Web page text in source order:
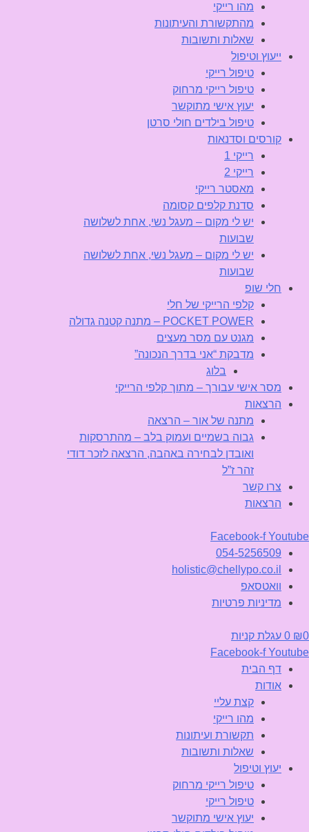
מהו רייקי
מהתקשורת והעיתונות
שאלות ותשובות
ייעוץ וטיפול
טיפול רייקי
טיפול רייקי מרחוק
יעוץ אישי מתוקשר
טיפול בילדים חולי סרטן
קורסים וסדנאות
רייקי 1
רייקי 2
מאסטר רייקי
סדנת קלפים קסומה
יש לי מקום – מעגל נשי, אחת לשלושה
שבועות
יש לי מקום – מעגל נשי, אחת לשלושה
שבועות
חלי שופ
קלפי הרייקי של חלי
POCKET POWER – מתנה קטנה גדולה
מגנט עם מסר מעצים
מדבקת “אני בדרך הנכונה”
בלוג
מסר אישי עבורך – מתוך קלפי הרייקי
הרצאות
מתנה של אור – הרצאה
גבוה בשמיים ועמוק בלב – מהתרסקות
ואובדן לבחירה באהבה, הרצאה לזכר דודי
זהר ז”ל
צרו קשר
הרצאות
Facebook-f Youtube
054-5256509
holistic@chellypo.co.il
וואטסאפ
מדיניות פרטיות
₪0
0 עגלת קניות
Facebook-f Youtube
דף הבית
אודות
קצת עליי
מהו רייקי
תקשורת ועיתונות
שאלות ותשובות
יעוץ וטיפול
טיפול רייקי מרחוק
טיפול רייקי
יעוץ אישי מתוקשר